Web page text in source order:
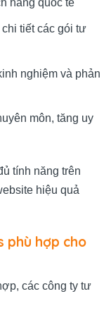
hàng quốc tế
chi tiết các gói tư
nghiệm và phản
môn, tăng uy
tính năng trên
hiệu quả
phù hợp cho
các công ty tư